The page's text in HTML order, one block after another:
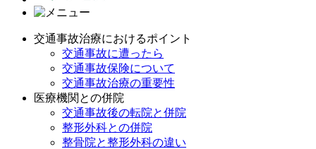
交通事故治療におけるポイント
交通事故に遭ったら
交通事故保険について
交通事故治療の重要性
医療機関との併院
交通事故後の転院と併院
整形外科との併院
整骨院と整形外科の違い